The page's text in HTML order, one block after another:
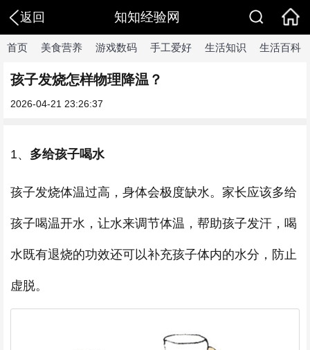
返回 知知经验网
首页 美食营养 游戏数码 手工爱好 生活知识 生活百科
孩子发烧怎样物理降温？
2026-04-21 23:26:37
1、 多给孩子喝水
孩子发烧体温过高，身体会极度缺水。家长应该多给
孩子喝温开水，让水来调节体温，帮助孩子发汗，喝
水既有退烧的功效还可以补充孩子体内的水分，防止
虚脱。